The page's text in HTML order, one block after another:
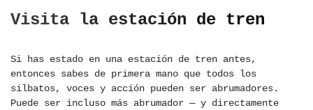
Visita la estación de tren
Si has estado en una estación de tren antes,
entonces sabes de primera mano que todos los
silbatos, voces y acción pueden ser abrumadores.
Puede ser incluso más abrumador — y directamente